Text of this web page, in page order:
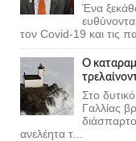
Ένα
τον Covid-19 και τις
Ο
Στο
Γαλλίας
ανελέητα τ...